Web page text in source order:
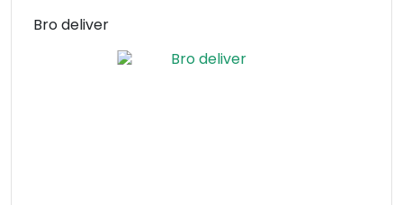
Bro deliver